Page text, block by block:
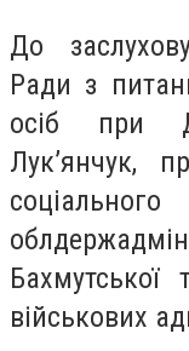
До
Ради з
осіб при
Лук’янчук,
Бахмутської
військових